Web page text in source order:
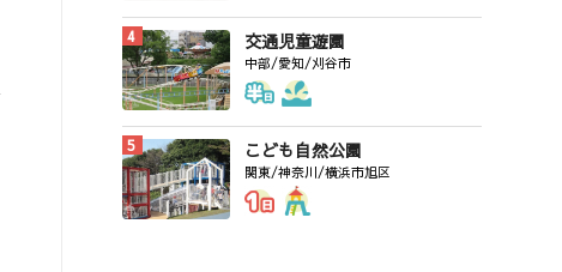
交通児童遊園
中部/愛知/刈谷市
こども自然公園
関東/神奈川/横浜市旭区